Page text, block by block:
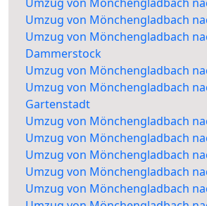
Umzug von Mönchengladbach
Umzug von Mönchengladbach
Dammerstock
Umzug von Mönchengladbach
Umzug von Mönchengladbach
Gartenstadt
Umzug von Mönchengladbach
Umzug von Mönchengladbach
Umzug von Mönchengladbach
Umzug von Mönchengladbach
Umzug von Mönchengladbach